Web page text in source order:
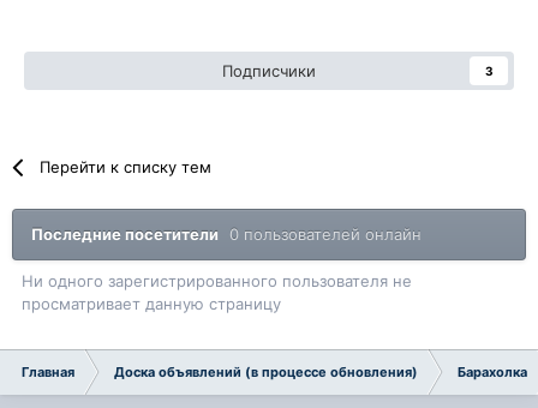
Подписчики 3
Перейти к списку тем
Последние посетители 0 пользователей онлайн
Ни одного зарегистрированного пользователя не
просматривает данную страницу
Главная Доска объявлений (в процессе обновления) Барахолка